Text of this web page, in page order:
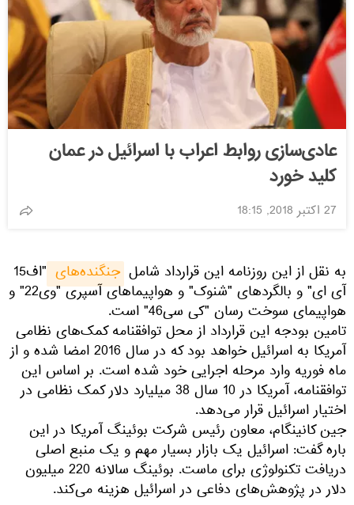
عادی‌سازی روابط اعراب با اسرائیل در عمان
کلید خورد
27 اکتبر 2018, 18:15
به نقل از این روزنامه این قرارداد شامل جنگنده‌های "اف15
آی ای" و بالگردهای "شنوک" و هواپیماهای آسپری "وی22" و
هواپیمای سوخت رسان "کی سی46" است.
تامین بودجه این قرارداد از محل توافقنامه کمک‌های نظامی
آمریکا به اسرائیل خواهد بود که در سال 2016 امضا شده و از
ماه فوریه وارد مرحله اجرایی خود شده است. بر اساس این
توافقنامه، آمریکا در 10 سال 38 میلیارد دلار کمک نظامی در
اختیار اسرائیل قرار می‌دهد.
جین کانینگام، معاون رئیس شرکت بوئینگ آمریکا در این
باره گفت: اسرائیل یک بازار بسیار مهم و یک منبع اصلی
دریافت تکنولوژی برای ماست. بوئینگ سالانه 220 میلیون
دلار در پژوهش‌های دفاعی در اسرائیل هزینه می‌کند.